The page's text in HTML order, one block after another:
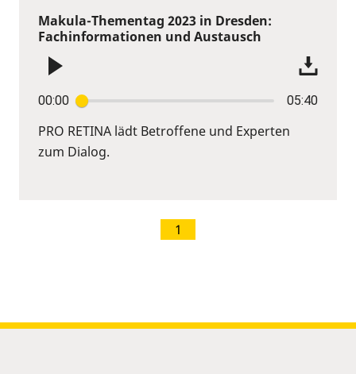
Makula-Thementag 2023 in Dresden:
Fachinformationen und Austausch
00:00 05:40
PRO RETINA lädt Betroffene und Experten
zum Dialog.
1